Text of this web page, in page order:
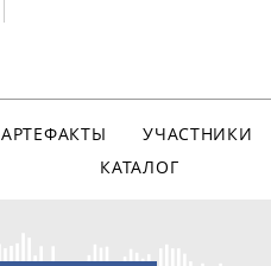
АРТЕФАКТЫ
УЧАСТНИКИ
КАТАЛОГ